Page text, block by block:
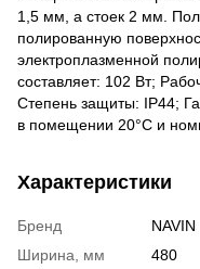
1,5 мм, а стоек 2 мм.
полированную
электроплазменной
составляет: 102 Вт;
Степень защиты: IP44;
в помещении 20°С и
Характеристики
Бренд
NAVIN
Ширина, мм
480